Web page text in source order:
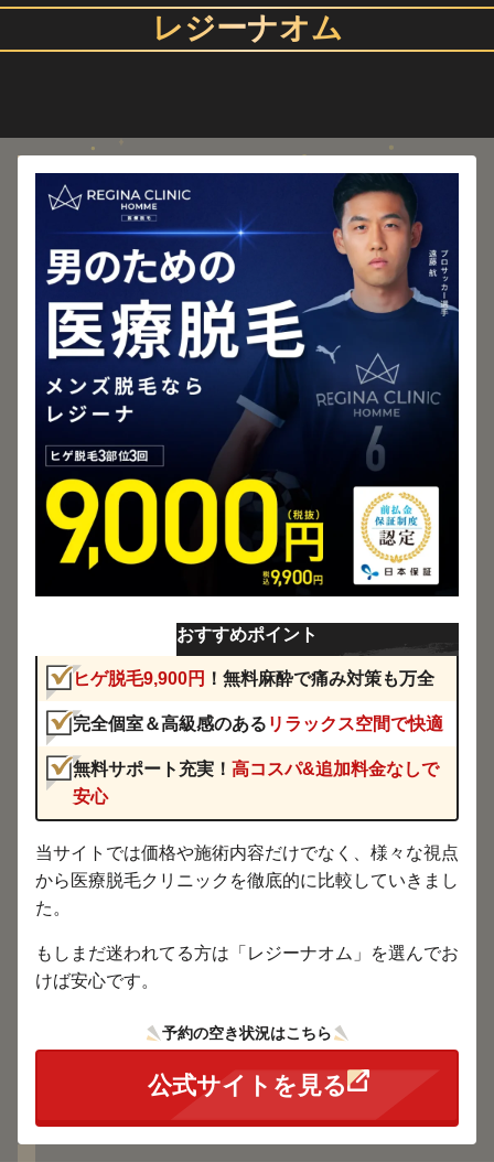
通に取れ、しっかり脱毛の効果もあった。施術スタ
ッフも愛想の良い方ばかりだった。
を見ることなく、待合室から施術室に案内されるた
め、脱毛部位によって機械が決められているようで
ある。
※クラウドソーシングサイト：アンケート結果より引用
全ての口コミを見る
レジーナオム
おすすめポイント
ヒゲ脱毛9,900円 ！無料麻酔で痛み対策も万全
完全個室＆高級感のある リラックス空間で快適
無料サポート充実！ 高コスパ&追加料金なしで
安心
当サイトでは価格や施術内容だけでなく、様々な視点
から医療脱毛クリニックを徹底的に比較していきまし
た。
もしまだ迷われてる方は「レジーナオム」を選んでお
けば安心です。
予約の空き状況はこちら
公式サイトを見る